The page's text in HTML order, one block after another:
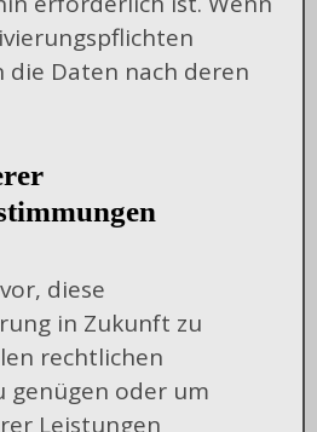
die Daten nach deren
diese
in Zukunft zu
rechtlichen
genügen oder um
Leistungen